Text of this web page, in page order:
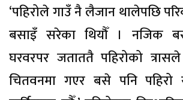
‘पहिरोले गाउँ नै लैजान थालेपछि
बसाइँ सरेका थियौँ । नजिक
घरवरपर जताततै पहिरोको
चितवनमा गएर बसे पनि पहिरो